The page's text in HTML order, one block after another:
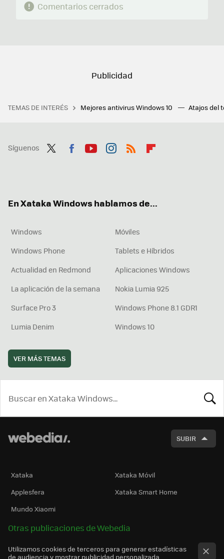
Comentarios cerrados
TEMAS DE INTERÉS Mejores antivirus Windows 10 Atajos del
Síguenos
En Xataka Windows hablamos de...
Windows
Móviles
Windows Phone
Tablets e Híbridos
Actualidad en Redmond
Aplicaciones Windows
La aplicación de la semana
Nokia Lumia 925
Surface Pro 3
Windows Phone 8.1 GDR1
Lumia Denim
Windows 10
VER MÁS TEMAS
SUBIR
Xataka
Xataka Móvil
Applesfera
Xataka Smart Home
Mundo Xiaomi
Otras publicaciones de Webedia
Utilizamos cookies de terceros para generar estadísticas
de audiencia y mostrar publicidad personalizada